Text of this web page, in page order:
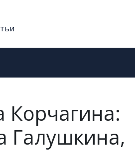
Корчагина:
Галушкина,